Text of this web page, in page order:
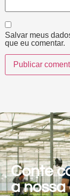
Salvar meus
que eu comentar.
Conte
a nossa